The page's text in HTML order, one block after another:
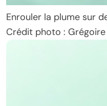
Enrouler la plume sur
Crédit photo :